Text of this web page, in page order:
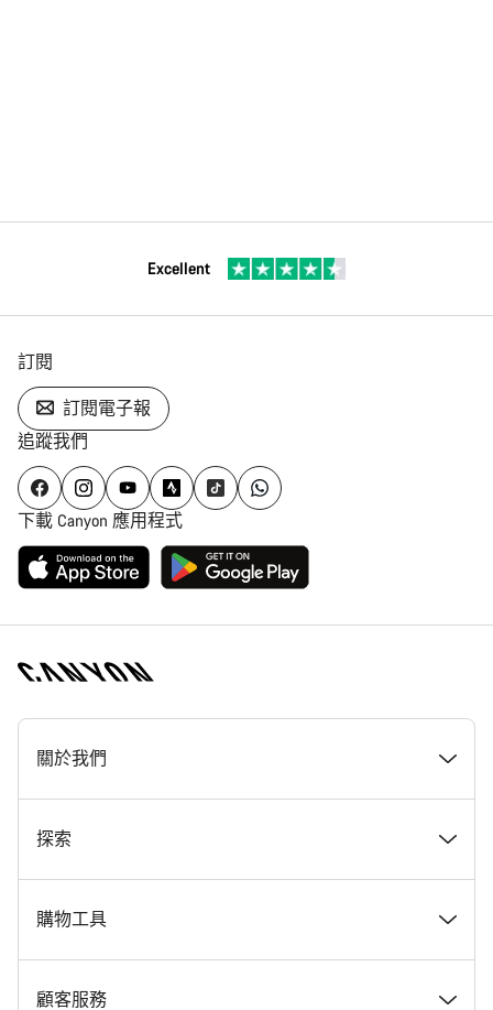
Excellent
訂閱
訂閱電子報
追蹤我們
下載 Canyon 應用程式
[footer.linksList.title]
關於我們
獎勵
Canyon 工作一覽
Canyon 新聞室
探索
最新消息 & 故事
提示與建議
購物工具
尋找夢想中的 Canyon
顧客服務